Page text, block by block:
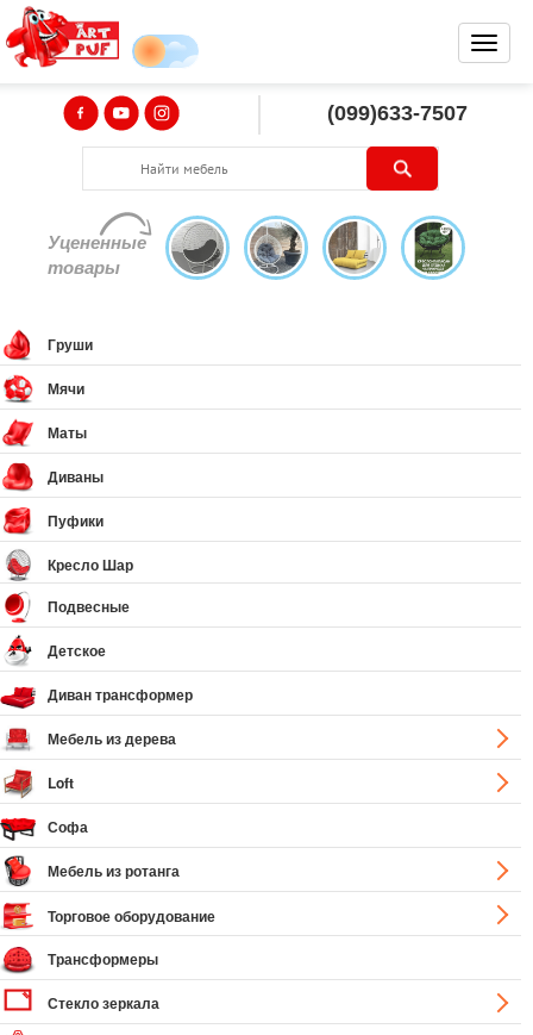
(099)633-7507
Уцененные
товары
Груши
Мячи
Маты
Диваны
Пуфики
Кресло Шар
Подвесные
Детское
Диван трансформер
Мебель из дерева
Loft
Софа
Мебель из ротанга
Торговое оборудование
Трансформеры
Стекло зеркала